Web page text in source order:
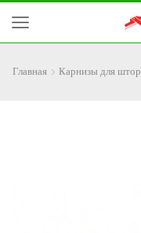
Главная Карнизы для штор